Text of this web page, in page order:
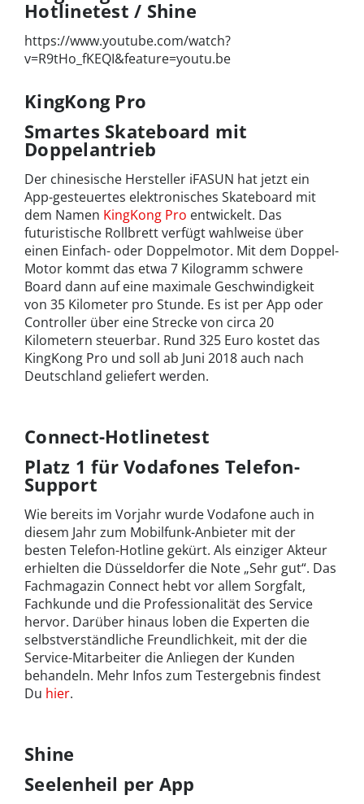
Hotlinetest / Shine
https://www.youtube.com/watch?
v=R9tHo_fKEQI&feature=youtu.be
KingKong Pro
Smartes Skateboard mit
Doppelantrieb
Der chinesische Hersteller iFASUN hat jetzt ein
App-gesteuertes elektronisches Skateboard mit
dem Namen KingKong Pro entwickelt. Das
futuristische Rollbrett verfügt wahlweise über
einen Einfach- oder Doppelmotor. Mit dem Doppel-
Motor kommt das etwa 7 Kilogramm schwere
Board dann auf eine maximale Geschwindigkeit
von 35 Kilometer pro Stunde. Es ist per App oder
Controller über eine Strecke von circa 20
Kilometern steuerbar. Rund 325 Euro kostet das
KingKong Pro und soll ab Juni 2018 auch nach
Deutschland geliefert werden.
Connect-Hotlinetest
Platz 1 für Vodafones Telefon-
Support
Wie bereits im Vorjahr wurde Vodafone auch in
diesem Jahr zum Mobilfunk-Anbieter mit der
besten Telefon-Hotline gekürt. Als einziger Akteur
erhielten die Düsseldorfer die Note „Sehr gut“. Das
Fachmagazin Connect hebt vor allem Sorgfalt,
Fachkunde und die Professionalität des Service
hervor. Darüber hinaus loben die Experten die
selbstverständliche Freundlichkeit, mit der die
Service-Mitarbeiter die Anliegen der Kunden
behandeln. Mehr Infos zum Testergebnis findest
Du hier.
Shine
Seelenheil per App